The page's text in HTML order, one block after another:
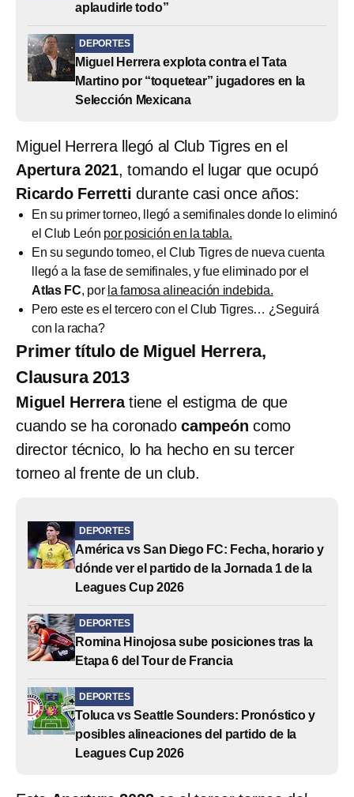
aplaudirle todo”
DEPORTES
Miguel Herrera explota contra el Tata
Martino por “toquetear” jugadores en la
Selección Mexicana
Miguel Herrera llegó al Club Tigres en el
Apertura 2021, tomando el lugar que ocupó
Ricardo Ferretti durante casi once años:
En su primer torneo, llegó a semifinales donde lo eliminó
el Club León por posición en la tabla.
En su segundo torneo, el Club Tigres de nueva cuenta
llegó a la fase de semifinales, y fue eliminado por el
Atlas FC, por la famosa alineación indebida.
Pero este es el tercero con el Club Tigres… ¿Seguirá
con la racha?
Primer título de Miguel Herrera,
Clausura 2013
Miguel Herreratiene el estigma de que
cuando se ha coronadocampeón como
director técnico, lo ha hecho en su tercer
torneo al frente de un club.
DEPORTES
América vs San Diego FC: Fecha, horario y
dónde ver el partido de la Jornada 1 de la
Leagues Cup 2026
DEPORTES
Romina Hinojosa sube posiciones tras la
Etapa 6 del Tour de Francia
DEPORTES
Toluca vs Seattle Sounders: Pronóstico y
posibles alineaciones del partido de la
Leagues Cup 2026